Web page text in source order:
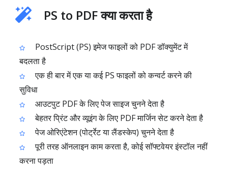
PS to PDF क्या करता है
PostScript (PS) इमेज फाइलों को PDF डॉक्युमेंट में
बदलता है
एक ही बार में एक या कई PS फाइलों को कन्वर्ट करने की
सुविधा
आउटपुट PDF के लिए पेज साइज चुनने देता है
बेहतर प्रिंट और व्यूइंग के लिए PDF मार्जिन सेट करने देता है
पेज ओरिएंटेशन (पोर्ट्रेट या लैंडस्केप) चुनने देता है
पूरी तरह ऑनलाइन काम करता है, कोई सॉफ्टवेयर इंस्टॉल नहीं
करना पड़ता